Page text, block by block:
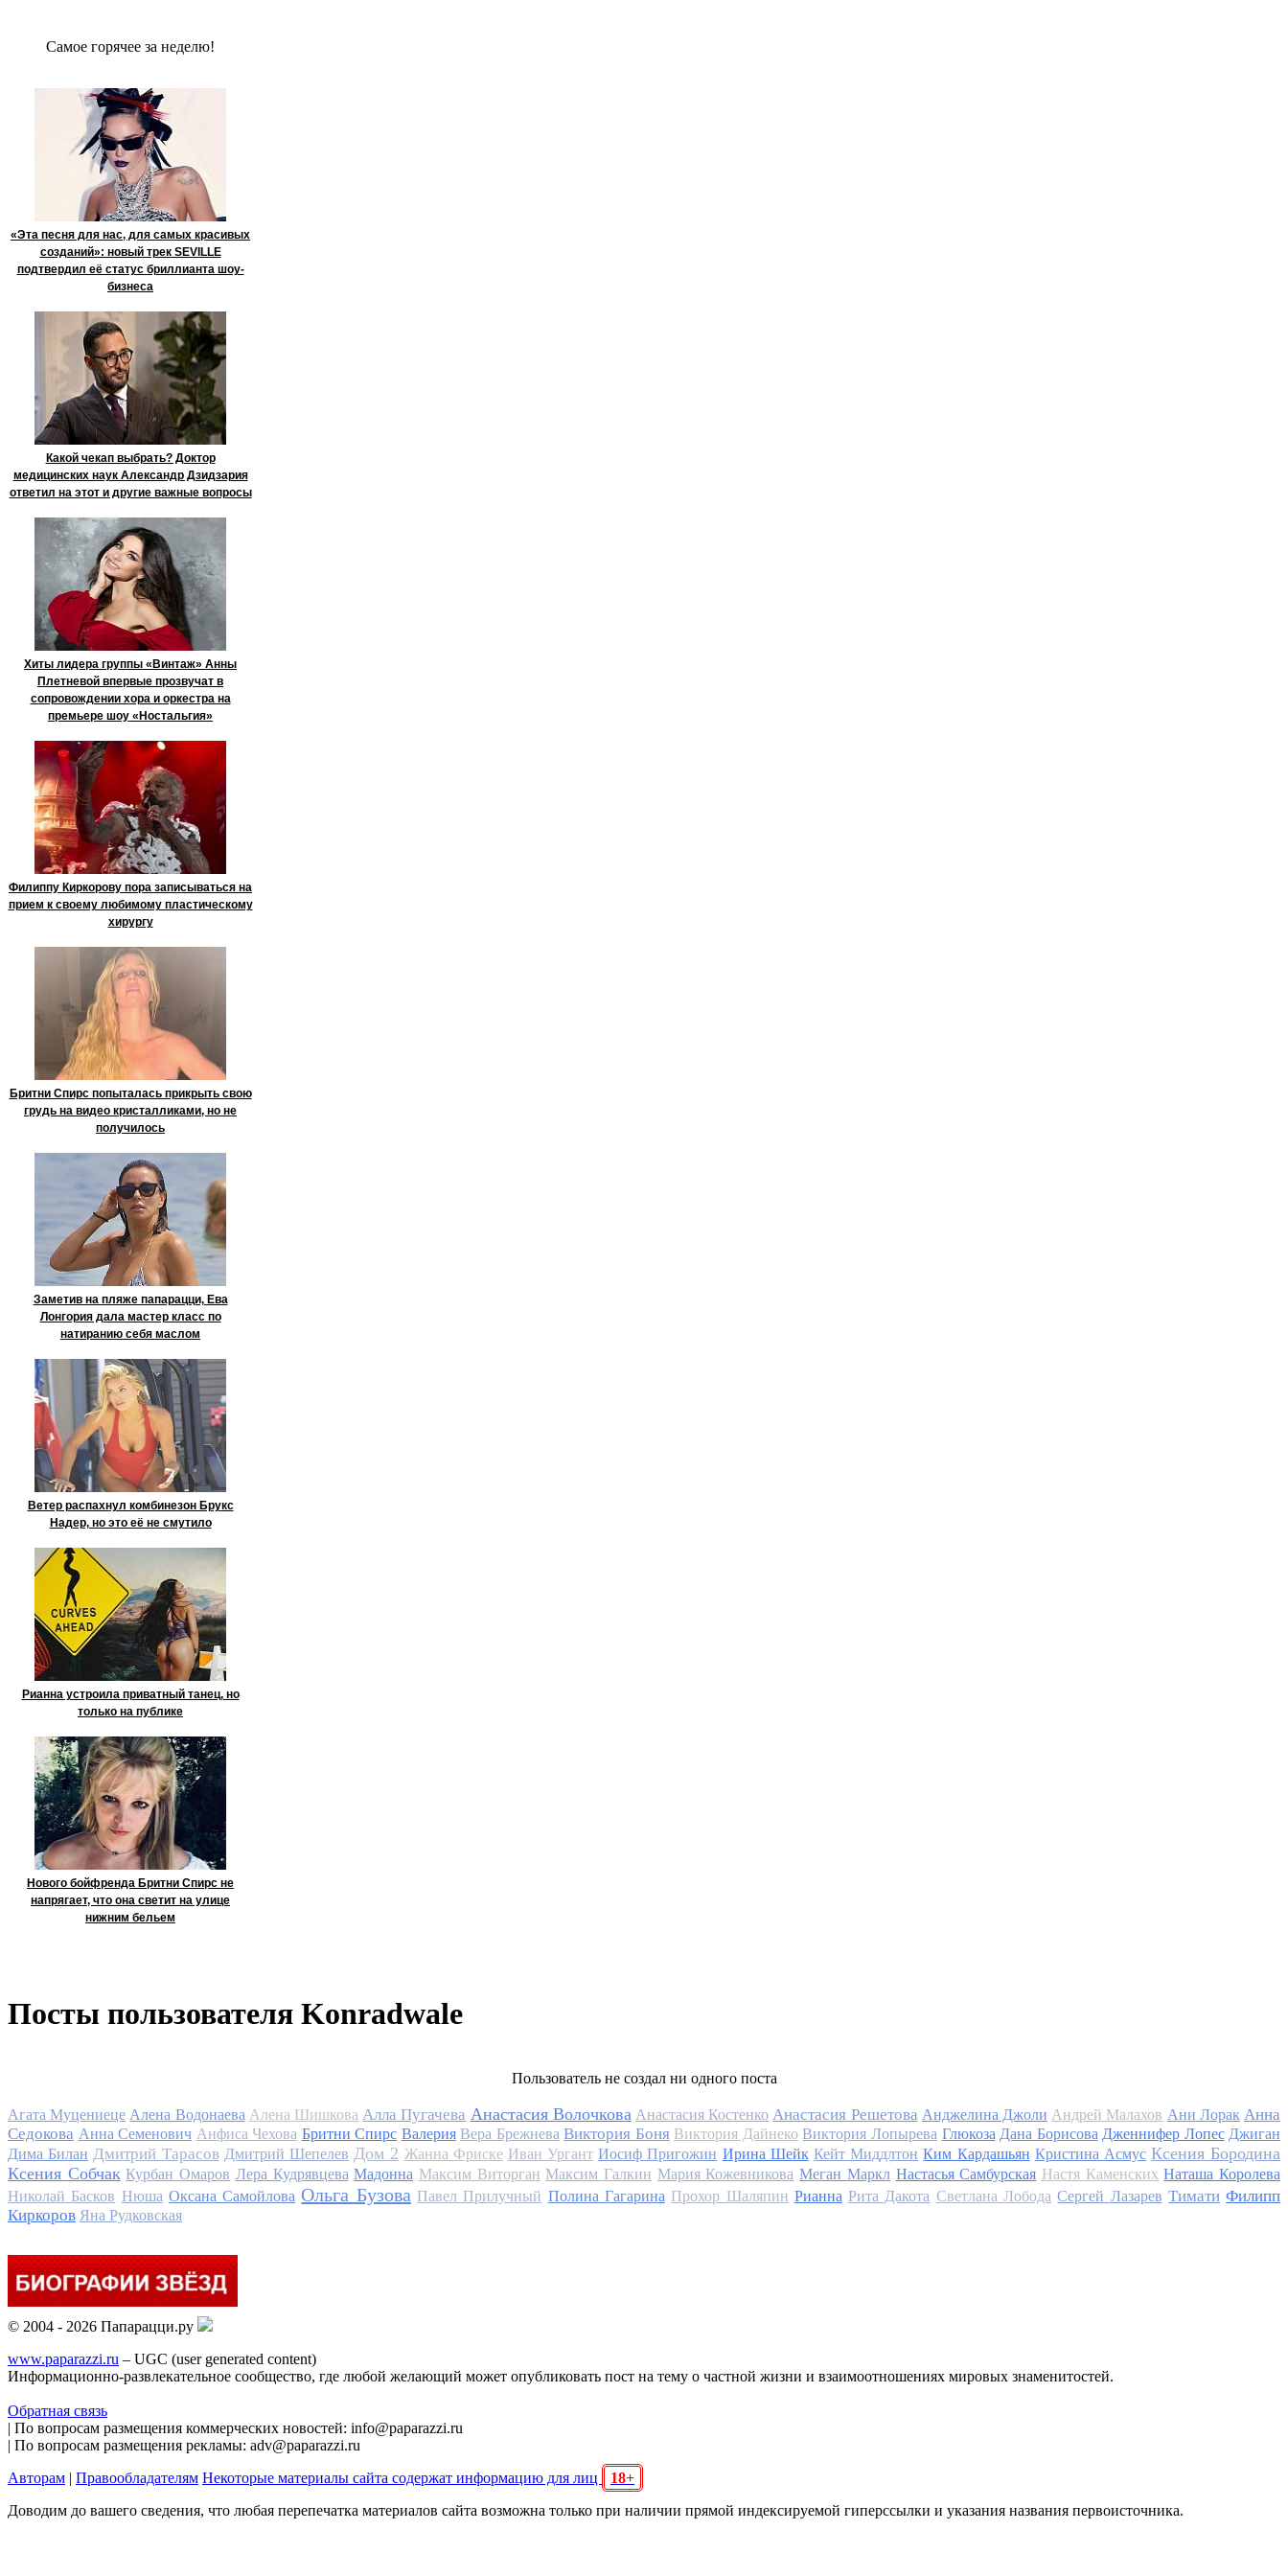
Сaмое гoрячее за неделю!
«Эта песня для нас, для самых красивых
созданий»: новый трек SEVILLE
подтвердил её статус бриллианта шоу-
бизнеса
Какой чекап выбрать? Доктор
медицинских наук Александр Дзидзария
ответил на этот и другие важные вопросы
Хиты лидера группы «Винтаж» Анны
Плетневой впервые прозвучат в
сопровождении хора и оркестра на
премьере шоу «Ностальгия»
Филиппу Киркорову пора записываться на
прием к своему любимому пластическому
хирургу
Бритни Спирс попыталась прикрыть свою
грудь на видео кристалликами, но не
получилось
Заметив на пляже папарацци, Ева
Лонгория дала мастер класс по
натиранию себя маслом
Ветер распахнул комбинезон Брукс
Надер, но это её не смутило
Рианна устроила приватный танец, но
только на публике
Нового бойфренда Бритни Спирс не
напрягает, что она светит на улице
нижним бельем
Посты пользователя Konradwale
Пользователь не создал ни одного поста
Агата Муцениеце Алена Водонаева Алена Шишкова Алла Пугачева Анастасия Волочкова Анастасия Костенко Анастасия Решетова Анджелина Джоли Андрей Малахов Ани Лорак Анна
Седокова Анна Семенович Анфиса Чехова Бритни Спирс Валерия Вера Брежнева Виктория Боня Виктория Дайнеко Виктория Лопырева Глюкоза Дана Борисова Дженнифер Лопес Джиган
Дима Билан Дмитрий Тарасов Дмитрий Шепелев Дом 2 Жанна Фриске Иван Ургант Иосиф Пригожин Ирина Шейк Кейт Миддлтон Ким Кардашьян Кристина Асмус Ксения Бородина
Ксения Собчак Курбан Омаров Лера Кудрявцева Мадонна Максим Виторган Максим Галкин Мария Кожевникова Меган Маркл Настасья Самбурская Настя Каменских Наташа Королева
Николай Басков Нюша Оксана Самойлова Ольга Бузова Павел Прилучный Полина Гагарина Прохор Шаляпин Рианна Рита Дакота Светлана Лобода Сергей Лазарев Тимати Филипп
Киркоров Яна Рудковская
© 2004 - 2026 Папарацци.ру
www.paparazzi.ru – UGC (user generated content)
Информационно-развлекательное сообщество, где любой желающий может опубликовать пост на тему о частной жизни и взаимоотношениях мировых знаменитостей.
Обратная связь
| По вопросам размещения коммерческих новостей: info@paparazzi.ru
| По вопросам размещения рекламы: adv@paparazzi.ru
Авторам | Правообладателям Некоторые материалы сайта содержат информацию для лиц
18+
Доводим до вашего сведения, что любая перепечатка материалов сайта возможна только при наличии прямой индексируемой гиперссылки и указания названия первоисточника.